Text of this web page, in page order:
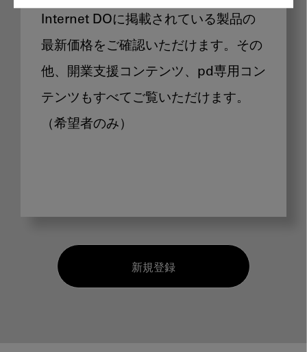
Internet DOに掲載されている製品の
最新価格をご確認いただけます。その
他、開業支援コンテンツ、pd専用コン
テンツもすべてご覧いただけます。
（希望者のみ）
新規登録